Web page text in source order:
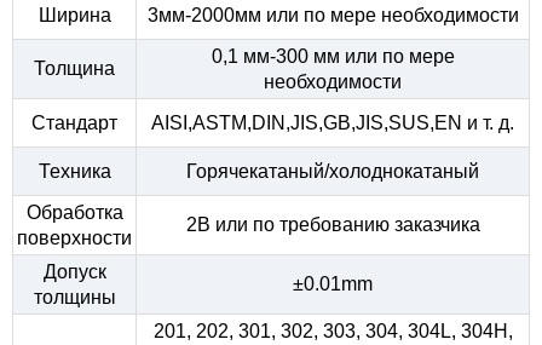
Ширина 3мм-2000мм или по мере необходимости
Толщина
0,1 мм-300 мм или по мере
необходимости
Стандарт
AISI,ASTM,DIN,JIS,GB,JIS,SUS,EN и т. д.
Техника
Горячекатаный/холоднокатаный
Обработка
поверхности
2B или по требованию заказчика
Допуск
толщины
±0.01mm
201, 202, 301, 302, 303, 304, 304L, 304H,